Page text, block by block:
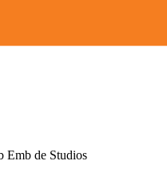
Emb de Studios